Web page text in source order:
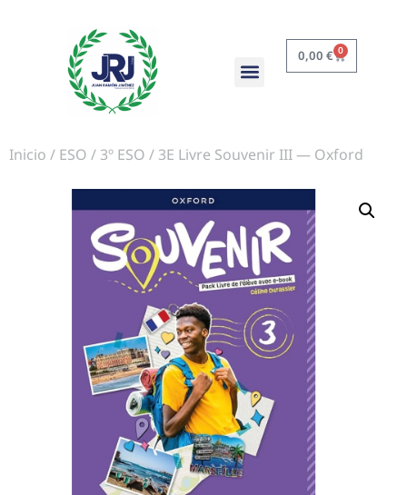
0,00 € 0
Inicio / ESO / 3º ESO / 3E Livre Souvenir III — Oxford